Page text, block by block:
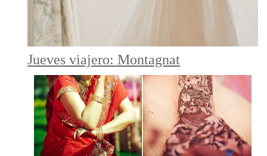
Jueves viajero: Montagnat